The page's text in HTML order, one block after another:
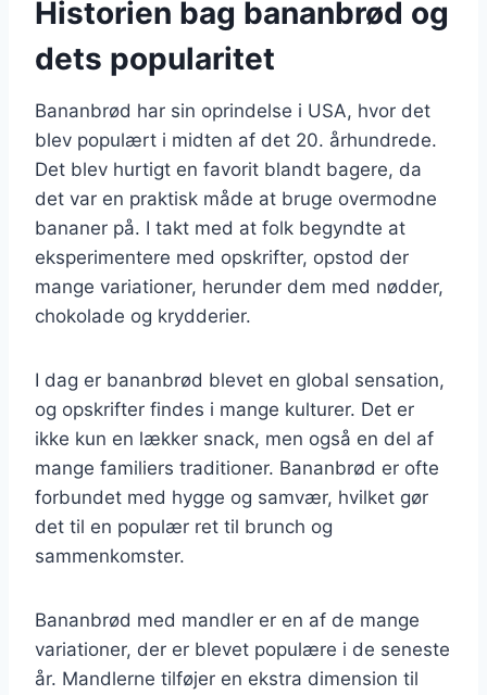
Historien bag bananbrød og
dets popularitet
Bananbrød har sin oprindelse i USA, hvor det
blev populært i midten af det 20. århundrede.
Det blev hurtigt en favorit blandt bagere, da
det var en praktisk måde at bruge overmodne
bananer på. I takt med at folk begyndte at
eksperimentere med opskrifter, opstod der
mange variationer, herunder dem med nødder,
chokolade og krydderier.
I dag er bananbrød blevet en global sensation,
og opskrifter findes i mange kulturer. Det er
ikke kun en lækker snack, men også en del af
mange familiers traditioner. Bananbrød er ofte
forbundet med hygge og samvær, hvilket gør
det til en populær ret til brunch og
sammenkomster.
Bananbrød med mandler er en af de mange
variationer, der er blevet populære i de seneste
år. Mandlerne tilføjer en ekstra dimension til